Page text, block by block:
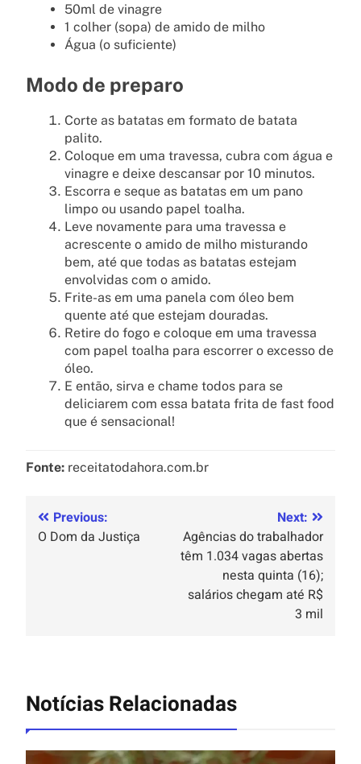
50ml de vinagre
1 colher (sopa) de amido de milho
Água (o suficiente)
Modo de preparo
Corte as batatas em formato de batata
palito.
Coloque em uma travessa, cubra com água e
vinagre e deixe descansar por 10 minutos.
Escorra e seque as batatas em um pano
limpo ou usando papel toalha.
Leve novamente para uma travessa e
acrescente o amido de milho misturando
bem, até que todas as batatas estejam
envolvidas com o amido.
Frite-as em uma panela com óleo bem
quente até que estejam douradas.
Retire do fogo e coloque em uma travessa
com papel toalha para escorrer o excesso de
óleo.
E então, sirva e chame todos para se
deliciarem com essa batata frita de fast food
que é sensacional!
Fonte: receitatodahora.com.br
Previous:
O Dom da Justiça
Next:
Agências do trabalhador
têm 1.034 vagas abertas
nesta quinta (16);
salários chegam até R$
3 mil
Notícias Relacionadas